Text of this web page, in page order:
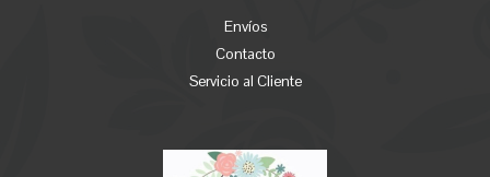
Envíos
Contacto
Servicio al Cliente